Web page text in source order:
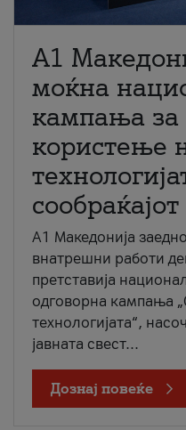
A1
моќна
кампања за
користење
сообраќајот
A1 Македонија
внатрешни работи
претставија
одговорна кампања
технологијата“,
јавната свест...
Дознај повеќе